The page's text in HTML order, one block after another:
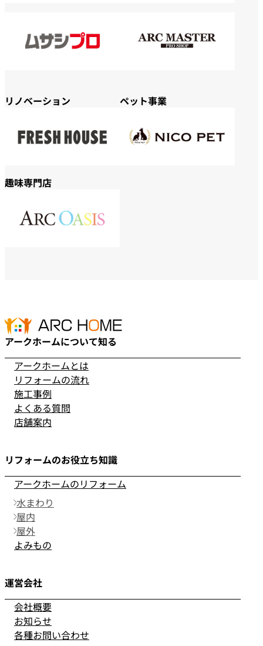
リノベーション ペット事業
趣味専門店
アークホームについて知る
アークホームとは
リフォームの流れ
施工事例
よくある質問
店舗案内
リフォームのお役立ち知識
アークホームのリフォーム
水まわり
屋内
屋外
よみもの
運営会社
会社概要
お知らせ
各種お問い合わせ